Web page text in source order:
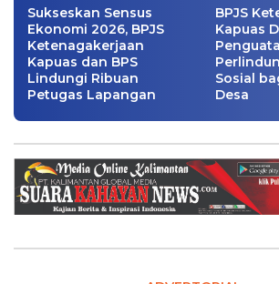
Sukseskan Sensus
Ekonomi 2026, BPJS
Ketenagakerjaan
Kapuas dan BPS
Lindungi Ribuan
Petugas Lapangan
BPJS
Kapuas
Sosial
Desa